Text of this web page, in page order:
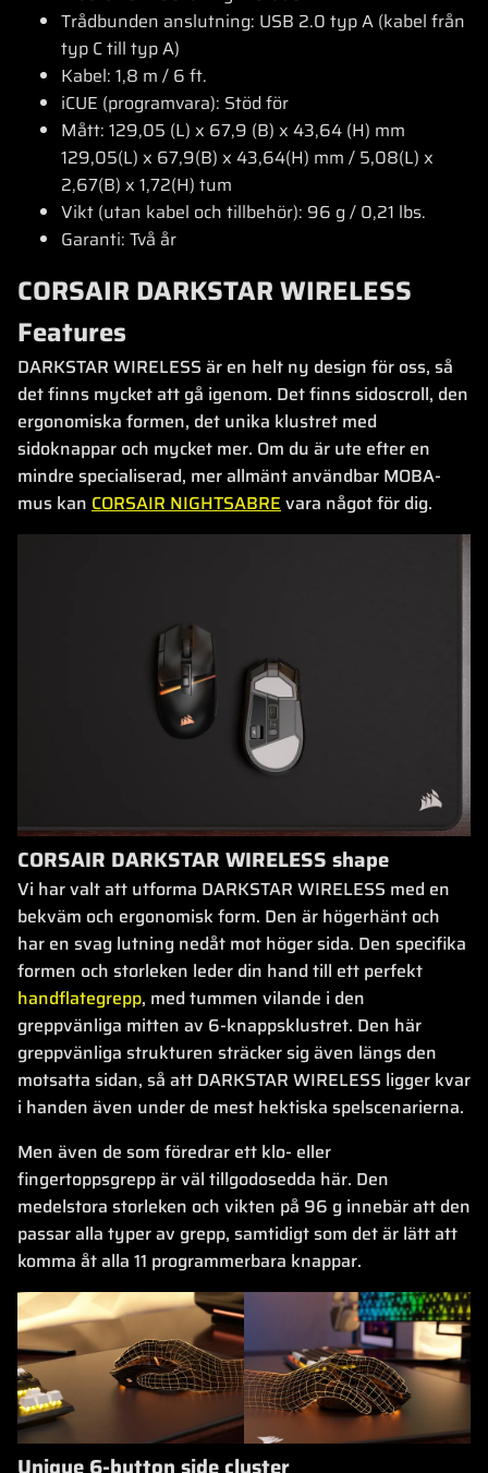
Trådbunden anslutning: USB 2.0 typ A (kabel från
typ C till typ A)
Kabel: 1,8 m / 6 ft.
iCUE (programvara): Stöd för
Mått: 129,05 (L) x 67,9 (B) x 43,64 (H) mm
129,05(L) x 67,9(B) x 43,64(H) mm / 5,08(L) x
2,67(B) x 1,72(H) tum
Vikt (utan kabel och tillbehör): 96 g / 0,21 lbs.
Garanti: Två år
CORSAIR DARKSTAR WIRELESS
Features
DARKSTAR WIRELESS är en helt ny design för oss, så
det finns mycket att gå igenom. Det finns sidoscroll, den
ergonomiska formen, det unika klustret med
sidoknappar och mycket mer. Om du är ute efter en
mindre specialiserad, mer allmänt användbar MOBA-
mus kan CORSAIR NIGHTSABREvara något för dig.
CORSAIR DARKSTAR WIRELESS shape
Vi har valt att utforma DARKSTAR WIRELESS med en
bekväm och ergonomisk form. Den är högerhänt och
har en svag lutning nedåt mot höger sida. Den specifika
formen och storleken leder din hand till ett perfekt
handflategrepp, med tummen vilande i den
greppvänliga mitten av 6-knappsklustret. Den här
greppvänliga strukturen sträcker sig även längs den
motsatta sidan, så att DARKSTAR WIRELESS ligger kvar
i handen även under de mest hektiska spelscenarierna.
Men även de som föredrar ett klo- eller
fingertoppsgrepp är väl tillgodosedda här. Den
medelstora storleken och vikten på 96 g innebär att den
passar alla typer av grepp, samtidigt som det är lätt att
komma åt alla 11 programmerbara knappar.